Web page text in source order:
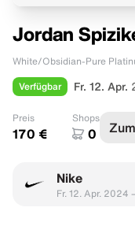
Jordan
White/Obsidian-Pure
Verfügbar Fr. 12. Apr.
Preis
170 €
Shops
0
Nike
Fr. 12. Apr. 2024